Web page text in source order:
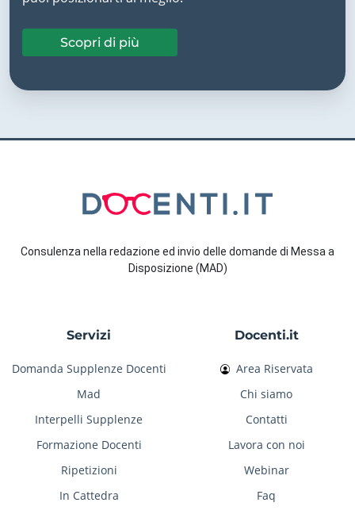
Scopri di più
Consulenza nella redazione ed invio delle domande di Messa a
Disposizione (MAD)
Servizi
Domanda Supplenze Docenti
Mad
Interpelli Supplenze
Formazione Docenti
Ripetizioni
In Cattedra
Docenti.it
Area Riservata
Chi siamo
Contatti
Lavora con noi
Webinar
Faq